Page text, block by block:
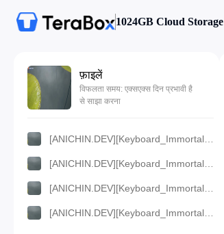
1024GB Cloud Storage
फ़ाइलें
विफलता समय: एक्सएक्स दिन प्रभावी है
से साझा करना